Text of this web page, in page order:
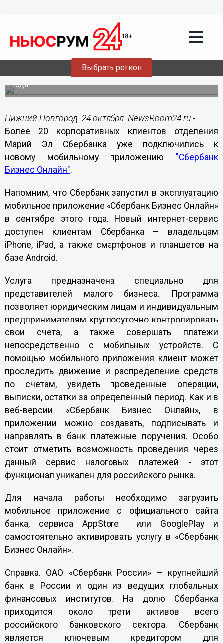
Выбрать регион
Предприниматели Марий Эл
пользуются новым мобильным
сервисом Сбербанка
Сбербанк запустил в эксплуатацию мобильное
приложение «Сбербанк Бизнес Онлайн» в сентябре этого
года.
Нижний Новгород. 24 октября. NewsRoom24.ru -
Более 20 корпоративных клиентов отделения
Марий Эл Сбербанка уже подключились к
новому мобильному приложению "Сбербанк
Бизнес Онлайн".
Напомним, что Сбербанк запустил в эксплуатацию
мобильное приложение «Сбербанк Бизнес Онлайн»
в сентябре этого года. Новый интернет-сервис
доступен клиентам Сбербанка – владельцам
iPhone, iPad, а также смартфонов и планшетов на
базе Android.
Услуга предназначена специально для
представителей малого бизнеса. Программа
позволяет юридическим лицам и индивидуальным
предпринимателям круглосуточно контролировать
свои счета, а также совершать платежи
непосредственно с мобильных устройств. С
помощью мобильного приложения клиент может
проследить движение и распределение средств
по счетам, увидеть проведенные операции,
выписки, остатки за определенный период. Как и в
веб-версии «Сбербанк Бизнес Онлайн», в
приложении можно создавать, подписывать и
направлять в банк платежные поручения. Особо
стоит отметить возможность проведения через
данный сервис налоговых платежей - этот
функционал уникален для российского рынка.
Для начала работы необходимо загрузить
мобильное приложение с официального сайта
банка, сервиса AppStore или GooglePlay и
самостоятельно активировать услугу в «Сбербанк
Бизнес Онлайн».
Справка. ОАО «Сбербанк России» – крупнейший
банк в России и один из ведущих глобальных
финансовых институтов. На долю Сбербанка
приходится около трети активов всего
российского банковского сектора. Сбербанк
является ключевым кредитором для